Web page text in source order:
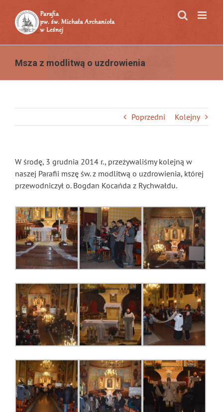
zawartości
Msza z modlitwą o uzdrowienia
Poprzedni Kolejny
W środę, 3 grudnia 2014 r., przeżywaliśmy kolejną w
naszej Parafii mszę św. z modlitwą o uzdrowienia, której
przewodniczył o. Bogdan Kocańda z Rychwałdu.